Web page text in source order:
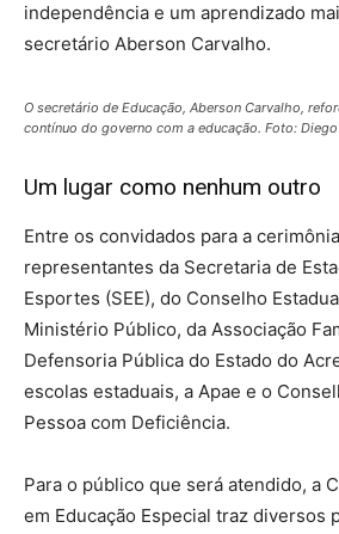
independência e um aprendizado
secretário Aberson Carvalho.
O secretário de Educação, Aberson Carvalho,
contínuo do governo com a educação. Foto:
Um lugar como nenhum outro
Entre os convidados para a
representantes da Secretaria de
Esportes (SEE), do Conselho
Ministério Público, da Associação
Defensoria Pública do Estado do
escolas estaduais, a Apae e o
Pessoa com Deficiência.
Para o público que será atendido, a
em Educação Especial traz diversos